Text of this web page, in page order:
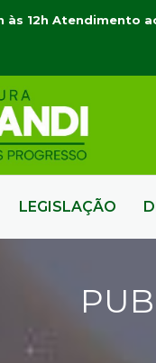
12h Atendimento
LEGISLAÇÃO